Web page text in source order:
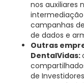
nos auxiliares
campanhas de
de dados e
Outras
DentalVidas:
de